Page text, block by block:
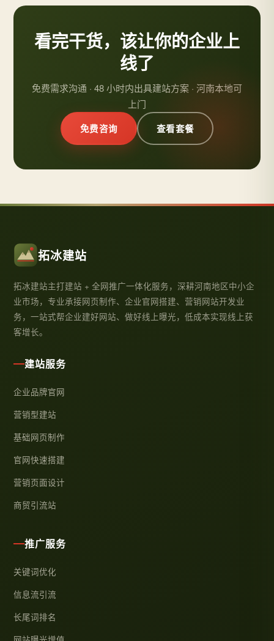
看完干货，该让你的企业上
线了
免费需求沟通 · 48 小时内出具建站方案 · 河南本地可
上门
免费咨询 查看套餐
拓冰建站
拓冰建站主打建站 + 全网推广一体化服务，深耕河南地区中小企
业市场，专业承接网页制作、企业官网搭建、营销网站开发业
务，一站式帮企业建好网站、做好线上曝光，低成本实现线上获
客增长。
建站服务
企业品牌官网
营销型建站
基础网页制作
官网快速搭建
营销页面设计
商贸引流站
推广服务
关键词优化
信息流引流
长尾词排名